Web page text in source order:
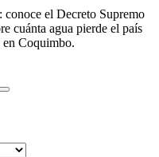
conoce el Decreto Supremo
cuánta agua pierde el país
en Coquimbo.